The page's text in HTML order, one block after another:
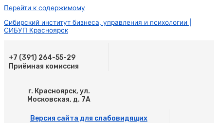
Перейти к содержимому
Сибирский институт бизнеса, управления и психологии |
СИБУП Красноярск
+7 (391) 264-55-29
Приёмная комиссия
г. Красноярск, ул.
Московская, д. 7А
Версия сайта для слабовидящих